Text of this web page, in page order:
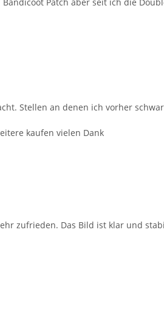
Stellen an denen ich vorher
kaufen vielen Dank
zufrieden. Das Bild ist klar und